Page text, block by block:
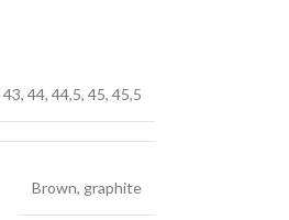
43, 44, 44,5, 45, 45,5
Brown, graphite